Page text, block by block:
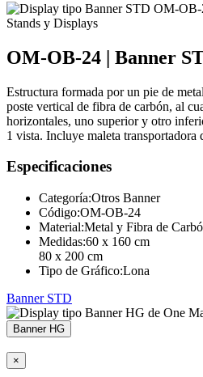
OM-OB-24 | Banner
Estructura formada por un pie de
poste vertical de fibra de carbón, al
horizontales, uno superior y otro
1 vista. Incluye maleta transportadora
Especificaciones
Categoría:Otros Banner
Código:OM-OB-24
Material:Metal y Fibra de
Medidas:60 x 160 cm
80 x 200 cm
Tipo de Gráfico:Lona
Banner STD
Banner HG
×